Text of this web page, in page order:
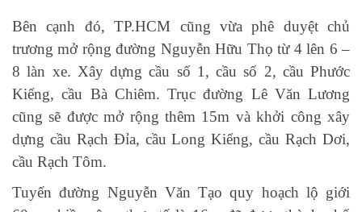
Bên cạnh đó, TP.HCM cũng vừa phê duyệt chủ
trương mở rộng đường Nguyễn Hữu Thọ từ 4 lên 6 –
8 làn xe. Xây dựng cầu số 1, cầu số 2, cầu Phước
Kiểng, cầu Bà Chiêm. Trục đường Lê Văn Lương
cũng sẽ được mở rộng thêm 15m và khởi công xây
dựng cầu Rạch Đỉa, cầu Long Kiểng, cầu Rạch Dơi,
cầu Rạch Tôm.
Tuyến đường Nguyễn Văn Tạo quy hoạch lộ giới